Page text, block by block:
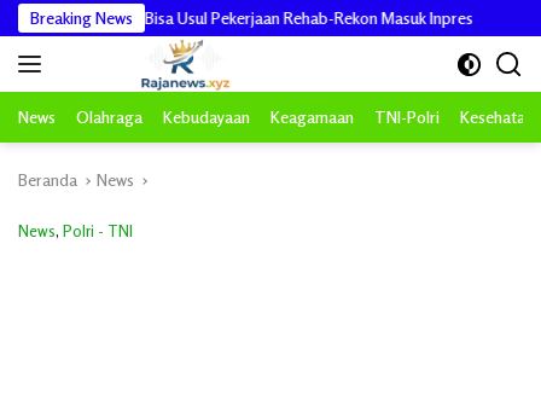
Langsung
ke
konten
Breaking News
Bisa Usul Pekerjaan Rehab-Rekon Masuk Inpres Viral Video
News Olahraga Kebudayaan Keagamaan TNI-Polri Kesehatan
Beranda News
News, Polri - TNI